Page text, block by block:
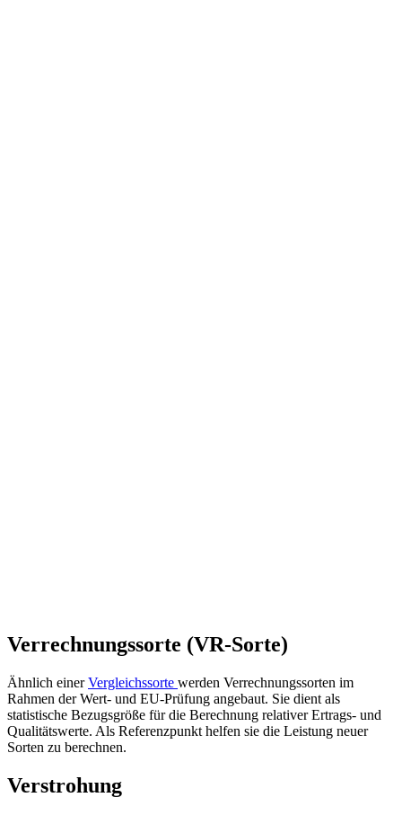
Verrechnungssorte (VR-Sorte)
Ähnlich einerVergleichssorte werden Verrechnungssorten im
Rahmen der Wert- und EU-Prüfung angebaut. Sie dient als
statistische Bezugsgröße für die Berechnung relativer Ertrags- und
Qualitätswerte. Als Referenzpunkt helfen sie die Leistung neuer
Sorten zu berechnen.
Verstrohung